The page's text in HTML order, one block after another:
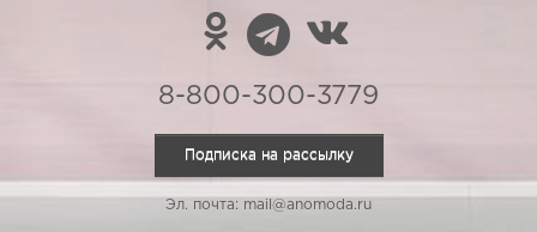
8-800-300-3779
Подписка на рассылку
Эл. почта: mail@anomoda.ru